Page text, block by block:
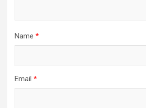
Name *
Email *